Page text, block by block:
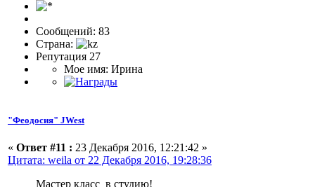
Сообщений: 83
Страна:
Репутация 27
Мое имя: Ирина
"Феодосия" JWest
« Ответ #11 : 23 Декабря 2016, 12:21:42 »
Цитата: weila от 22 Декабря 2016, 19:28:36
Мастер класс в студию!